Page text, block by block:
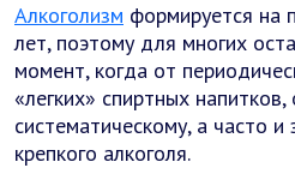
Алкоголизм формируется на
лет, поэтому для многих
момент, когда от
«легких» спиртных
систематическому, а часто
крепкого алкоголя.